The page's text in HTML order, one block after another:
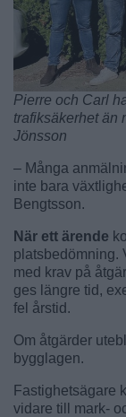
Pierre och Carl
trafiksäkerhet än
Jönsson
– Många
inte bara
Bengtsson.
När ett ärende
platsbedömning.
med krav på
ges längre tid,
fel årstid.
Om åtgärder
bygglagen.
Fastighetsägare
vidare till mark-